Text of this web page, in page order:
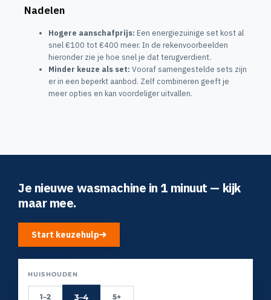
Nadelen
Hogere aanschafprijs: Een energiezuinige set kost al
snel €100 tot €400 meer. In de rekenvoorbeelden
hieronder zie je hoe snel je dat terugverdient.
Minder keuze als set: Vooraf samengestelde sets zijn
er in een beperkt aanbod. Zelf combineren geeft je
meer opties en kan voordeliger uitvallen.
Je nieuwe wasmachine in 1 minuut — kijk
maar mee.
Start keuzehulp
HUISHOUDEN
1–2 3–4 5+